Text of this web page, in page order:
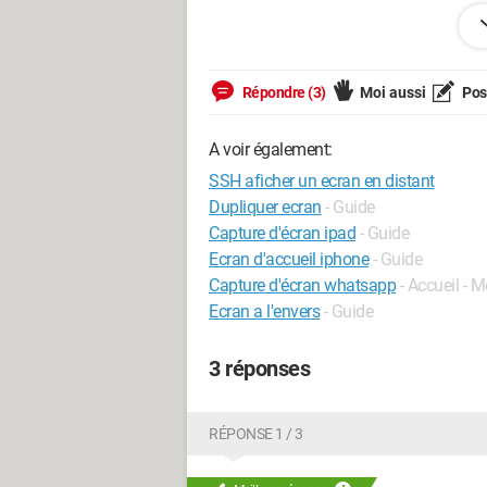
je ne sais pas s'il s'agit là d'un
qui pour certain d'entre vous doit être
Répondre (3) Moi aussi
A voir également:
SSH aficher un ecran en distant
Dupliquer ecran - Guide
Capture d'écran ipad - Guide
Ecran d'accueil iphone - Guide
Capture d'écran whatsapp - Accueil -
Ecran a l'envers - Guide
3 réponses
RÉPONSE 1 / 3